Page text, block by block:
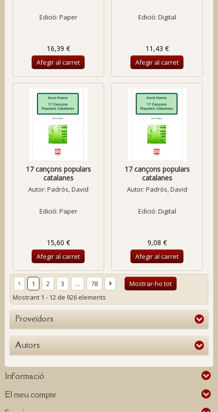
Edició: Paper
16,39 €
Afegir al carret
Edició: Digital
11,43 €
Afegir al carret
17 cançons populars
catalanes
Autor: Padrós, David
Edició: Paper
15,60 €
Afegir al carret
17 cançons populars
catalanes
Autor: Padrós, David
Edició: Digital
9,08 €
Afegir al carret
Mostrar-ho tot
1 2 3 ...
78
Mostrant 1 - 12 de 926 elements
Proveïdors
Autors
Informació
El meu compte